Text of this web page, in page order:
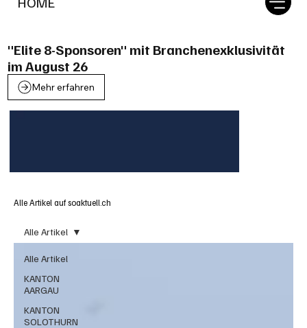
"Elite 8-Sponsoren" mit Branchenexklusivität
im August 26
Mehr erfahren
Alle Artikel auf soaktuell.ch
Alle Artikel
KANTON
AARGAU
KANTON
SOLOTHURN
Alle Artikel